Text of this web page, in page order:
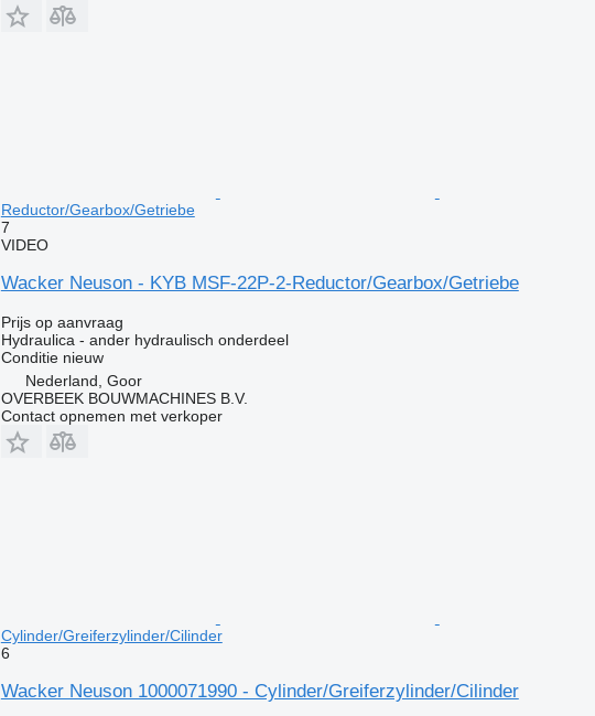
Reductor/Gearbox/Getriebe
7
VIDEO
Wacker Neuson - KYB MSF-22P-2-Reductor/Gearbox/Getriebe
Prijs op aanvraag
Hydraulica - ander hydraulisch onderdeel
Conditienieuw
Nederland, Goor
OVERBEEK BOUWMACHINES B.V.
Contact opnemen met verkoper
Cylinder/Greiferzylinder/Cilinder
6
Wacker Neuson 1000071990 - Cylinder/Greiferzylinder/Cilinder